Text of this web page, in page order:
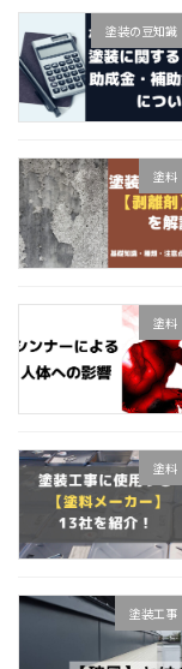
塗装の豆知識
塗料
塗料
塗料
塗装工事